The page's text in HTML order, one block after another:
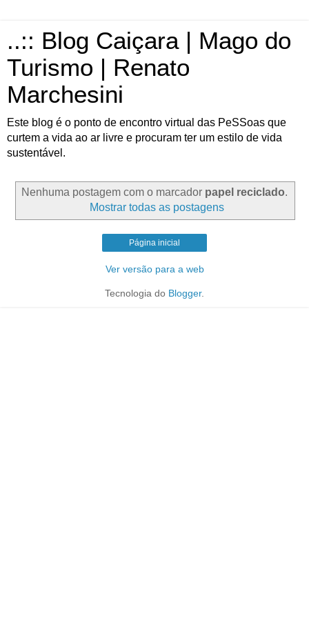
..:: Blog Caiçara | Mago do
Turismo | Renato
Marchesini
Este blog é o ponto de encontro virtual das PeSSoas que
curtem a vida ao ar livre e procuram ter um estilo de vida
sustentável.
Nenhuma postagem com o marcador papel reciclado.
Mostrar todas as postagens
Página inicial
Ver versão para a web
Tecnologia do Blogger.